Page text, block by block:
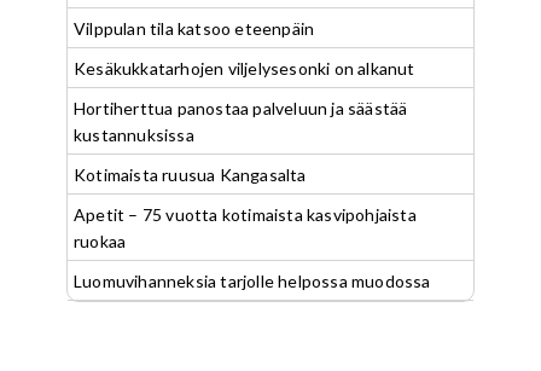
Vilppulan tila katsoo eteenpäin
Kesäkukkatarhojen viljelysesonki on alkanut
Hortiherttua panostaa palveluun ja säästää
kustannuksissa
Kotimaista ruusua Kangasalta
Apetit – 75 vuotta kotimaista kasvipohjaista
ruokaa
Luomuvihanneksia tarjolle helpossa muodossa